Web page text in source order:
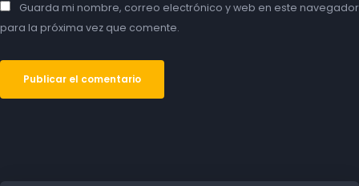
Guarda mi nombre, correo electrónico y web en este navegador
para la próxima vez que comente.